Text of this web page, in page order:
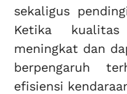
sekaligus
Ketika
meningkat dan
berpengaruh
efisiensi